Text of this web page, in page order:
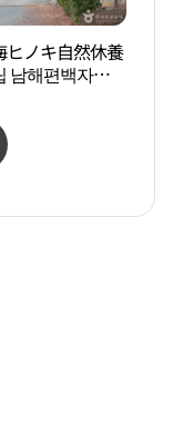
ヒノキ自然休養
남해편백자연